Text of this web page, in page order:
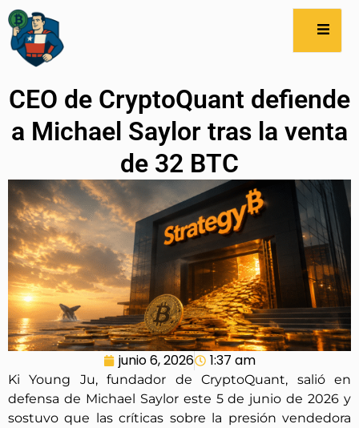
CEO de CryptoQuant defiende
a Michael Saylor tras la venta
de 32 BTC
junio 6, 2026 1:37 am
Ki Young Ju, fundador de CryptoQuant, salió en
defensa de Michael Saylor este 5 de junio de 2026 y
sostuvo que las críticas sobre la presión vendedora